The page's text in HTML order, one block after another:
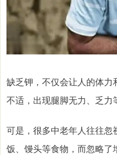
缺乏钾，不仅会让人的体
不适，出现腿脚无力、乏力
可是，很多中老年人往往
饭、馒头等食物，而忽略了